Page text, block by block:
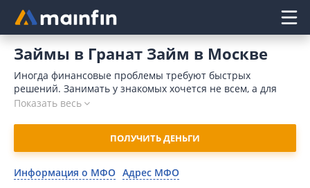
Главное меню
Займы в Гранат Займ в Москве
Иногда финансовые проблемы требуют быстрых
решений. Занимать у знакомых хочется не всем, а для
обращения в банк требуется время и значительный
послужить отрицательная кредитная история. Отличным
решением является займ в Гранат Займ онлайн в Москве.
В 2026 году для отправления запроса понадобится
немного времени. Микрофинансовая организация
принимает решение в течение 15 минут и переводит
Показать весь
ПОЛУЧИТЬ ДЕНЬГИ
Информация о МФО Адрес МФО